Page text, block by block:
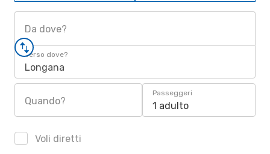
Da dove?
Verso dove?
Longana
Quando?
Passeggeri
1 adulto
Voli diretti